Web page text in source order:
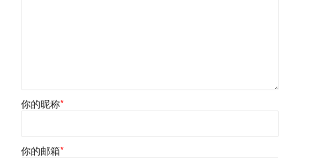
你的昵称*
你的邮箱*